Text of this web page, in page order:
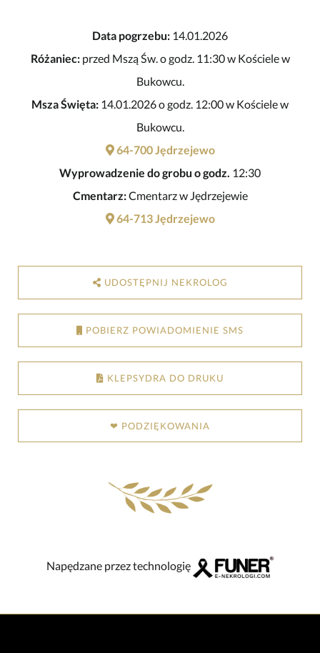
Data pogrzebu: 14.01.2026
Różaniec:przed Mszą Św. o godz. 11:30 w Kościele w
Bukowcu.
Msza Święta: 14.01.2026 o godz. 12:00 w Kościele w
Bukowcu.
64-700 Jędrzejewo
Wyprowadzenie do grobu o godz. 12:30
Cmentarz:Cmentarz w Jędrzejewie
64-713 Jędrzejewo
UDOSTĘPNIJ NEKROLOG
POBIERZ POWIADOMIENIE SMS
KLEPSYDRA DO DRUKU
❤ PODZIĘKOWANIA
Napędzane przez technologię